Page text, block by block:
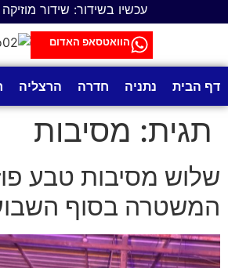
עכשיו בשידור: שידור
הוואטסאפ האדום
דף הבית נתניה חדרה הרצליה
תגית: מסיבות
שלוש מסיבות טבע
המשטרה בסוף